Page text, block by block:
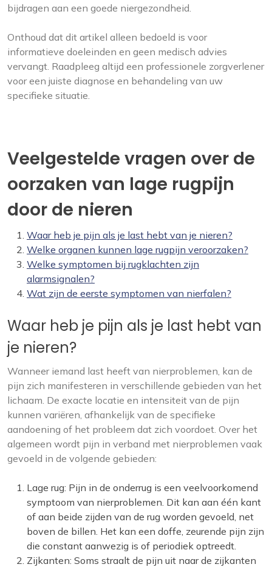
bijdragen aan een goede niergezondheid.
Onthoud dat dit artikel alleen bedoeld is voor
informatieve doeleinden en geen medisch advies
vervangt. Raadpleeg altijd een professionele zorgverlener
voor een juiste diagnose en behandeling van uw
specifieke situatie.
Veelgestelde vragen over de
oorzaken van lage rugpijn
door de nieren
Waar heb je pijn als je last hebt van je nieren?
Welke organen kunnen lage rugpijn veroorzaken?
Welke symptomen bij rugklachten zijn
alarmsignalen?
Wat zijn de eerste symptomen van nierfalen?
Waar heb je pijn als je last hebt van
je nieren?
Wanneer iemand last heeft van nierproblemen, kan de
pijn zich manifesteren in verschillende gebieden van het
lichaam. De exacte locatie en intensiteit van de pijn
kunnen variëren, afhankelijk van de specifieke
aandoening of het probleem dat zich voordoet. Over het
algemeen wordt pijn in verband met nierproblemen vaak
gevoeld in de volgende gebieden:
Lage rug: Pijn in de onderrug is een veelvoorkomend
symptoom van nierproblemen. Dit kan aan één kant
of aan beide zijden van de rug worden gevoeld, net
boven de billen. Het kan een doffe, zeurende pijn zijn
die constant aanwezig is of periodiek optreedt.
Zijkanten: Soms straalt de pijn uit naar de zijkanten